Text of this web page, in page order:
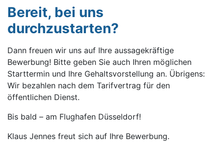
Bereit, bei uns
durchzustarten?
Dann freuen wir uns auf Ihre aussagekräftige
Bewerbung! Bitte geben Sie auch Ihren möglichen
Starttermin und Ihre Gehaltsvorstellung an. Übrigens:
Wir bezahlen nach dem Tarifvertrag für den
öffentlichen Dienst.
Bis bald – am Flughafen Düsseldorf!
Klaus Jennes freut sich auf Ihre Bewerbung.